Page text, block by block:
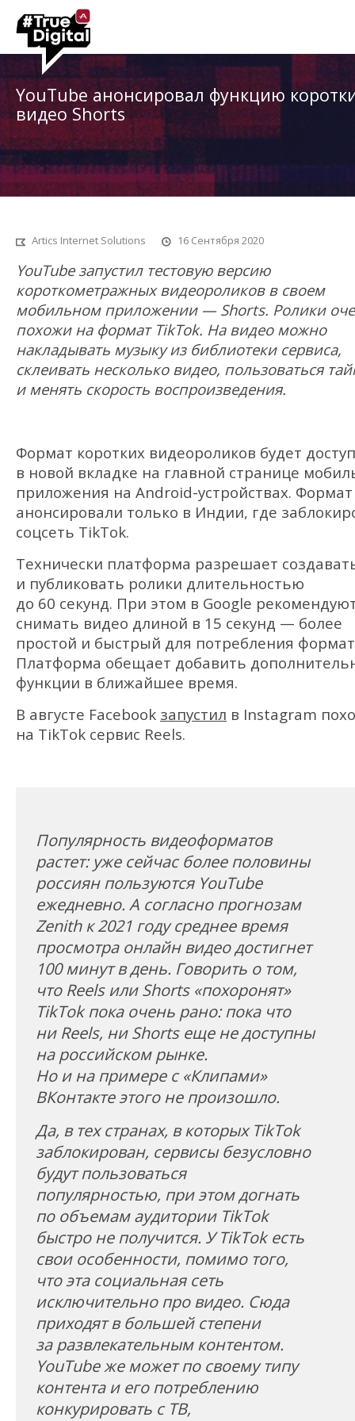
YouTube анонсировал функцию
видео Shorts
Artics Internet Solutions 16 Сентября 2020
YouTube запустил тестовую версию
короткометражных видеороликов в своем
мобильном приложении — Shorts. Ролики
похожи на формат TikTok. На видео можно
накладывать музыку из библиотеки сервиса,
склеивать несколько видео, пользоваться
и менять скорость воспроизведения.
Формат коротких видеороликов будет
в новой вкладке на главной странице
приложения на Android-устройствах. Формат
анонсировали только в Индии, где
соцсеть TikTok.
Технически платформа разрешает
и публиковать ролики длительностью
до 60 секунд. При этом в Google
снимать видео длиной в 15 секунд — более
простой и быстрый для потребления
Платформа обещает добавить
функции в ближайшее время.
В августе Facebook запустил в Instagram
на TikTok сервис Reels.
Популярность видеоформатов
растет: уже сейчас более половины
россиян пользуются YouTube
ежедневно. А согласно прогнозам
Zenith к 2021 году среднее время
просмотра онлайн видео достигнет
100 минут в день. Говорить о том,
что Reels или Shorts «похоронят»
TikTok пока очень рано: пока что
ни Reels, ни Shorts еще не доступны
на российском рынке.
Но и на примере с «Клипами»
ВКонтакте этого не произошло.
Да, в тех странах, в которых TikTok
заблокирован, сервисы безусловно
будут пользоваться
популярностью, при этом догнать
по объемам аудитории TikTok
быстро не получится. У TikTok есть
свои особенности, помимо того,
что эта социальная сеть
исключительно про видео. Сюда
приходят в большей степени
за развлекательным контентом.
YouTube же может по своему типу
контента и его потреблению
конкурировать с ТВ,